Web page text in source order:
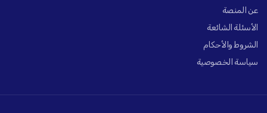
عن المنصة
الأسئلة الشائعة
الشروط والأحكام
سياسة الخصوصية